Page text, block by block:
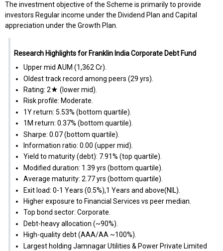
The investment objective of the Scheme is primarily to provide
investors Regular income under the Dividend Plan and Capital
appreciation under the Growth Plan.
Research Highlights for Franklin India Corporate Debt Fund
Upper mid AUM (₹1,362 Cr).
Oldest track record among peers (29 yrs).
Rating: 2★ (lower mid).
Risk profile: Moderate.
1Y return: 5.53% (bottom quartile).
1M return: 0.37% (bottom quartile).
Sharpe: 0.07 (bottom quartile).
Information ratio: 0.00 (upper mid).
Yield to maturity (debt): 7.91% (top quartile).
Modified duration: 1.39 yrs (bottom quartile).
Average maturity: 2.77 yrs (bottom quartile).
Exit load: 0-1 Years (0.5%),1 Years and above(NIL).
Higher exposure to Financial Services vs peer median.
Top bond sector: Corporate.
Debt-heavy allocation (~90%).
High-quality debt (AAA/AA ~100%).
Largest holding Jamnagar Utilities & Power Private Limited